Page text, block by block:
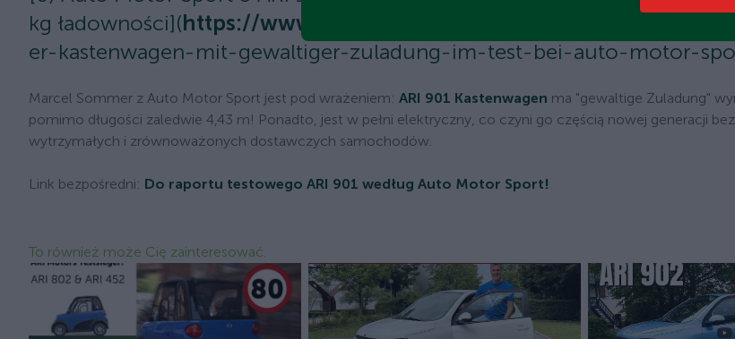
kg ładowności](https://www.ari-motors.com/magazin/neuigkeiten/
er-kastenwagen-mit-gewaltiger-zuladung-im-test-bei-auto-motor-
Marcel Sommer z Auto Motor Sport jest pod wrażeniem: ARI 901 Kastenwagen ma "gewaltige Zuladung"
pomimo długości zaledwie 4,43 m! Ponadto, jest w pełni elektryczny, co czyni go częścią nowej generacji
wytrzymałych i zrównoważonych dostawczych samochodów.
Link bezpośredni: Do raportu testowego ARI 901 według Auto Motor Sport!
To również może Cię zainteresować.